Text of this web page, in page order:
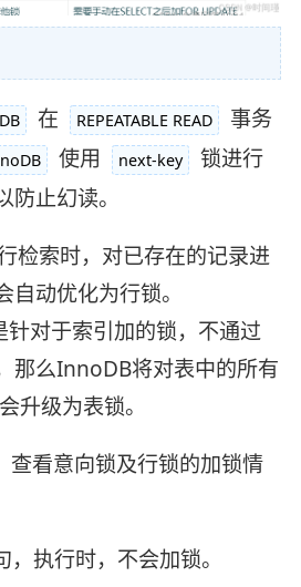
在 REPEATABLE READ
事务
使用 next-key
锁进行
止幻读。
检索时，对已存在的记录进
动优化为行锁。
对于索引加的锁，不通过
那么InnoDB将对表中的所有
升级为表锁。
查看意向锁及行锁的加锁情
执行时，不会加锁。